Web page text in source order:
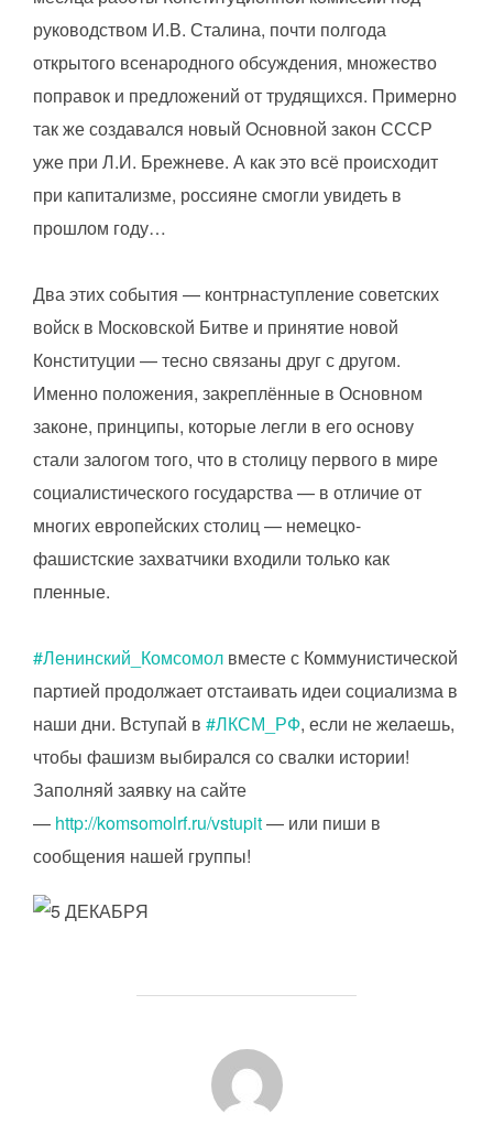
руководством И.В. Сталина, почти полгода
открытого всенародного обсуждения, множество
поправок и предложений от трудящихся. Примерно
так же создавался новый Основной закон СССР
уже при Л.И. Брежневе. А как это всё происходит
при капитализме, россияне смогли увидеть в
прошлом году…
Два этих события — контрнаступление советских
войск в Московской Битве и принятие новой
Конституции — тесно связаны друг с другом.
Именно положения, закреплённые в Основном
законе, принципы, которые легли в его основу
стали залогом того, что в столицу первого в мире
социалистического государства — в отличие от
многих европейских столиц — немецко-
фашистские захватчики входили только как
пленные.
#Ленинский_Комсомол вместе с Коммунистической
партией продолжает отстаивать идеи социализма в
наши дни. Вступай в #ЛКСМ_РФ, если не желаешь,
чтобы фашизм выбирался со свалки истории!
Заполняй заявку на сайте
— http://komsomolrf.ru/vstupit— или пиши в
сообщения нашей группы!
АВТОР ЗАПИСИ